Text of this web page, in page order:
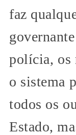
faz
polícia, os
o sistema
todos os
Estado,